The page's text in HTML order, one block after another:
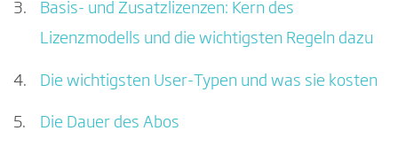
Basis- und Zusatzlizenzen: Kern des
Lizenzmodells und die wichtigsten Regeln dazu
Die wichtigsten User-Typen und was sie kosten
Die Dauer des Abos